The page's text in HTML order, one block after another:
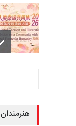
هنرمندان